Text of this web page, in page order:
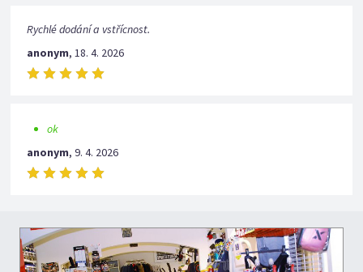
Rychlé dodání a vstřícnost.
anonym,18. 4. 2026
ok
anonym,9. 4. 2026